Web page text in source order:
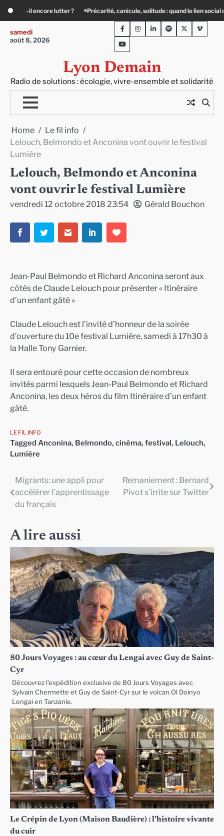
content
canicule, solitude : quand le lien social devient essentiel « Ça chauffe
samedi
août 8, 2026
Lyon Demain
Radio de solutions : écologie, vivre-ensemble et solidarité
FacebookInstagram
LinkedInSpotifyTwitterViméo
Youtube
Home
Le fil info
Lelouch, Belmondo et Anconina vont ouvrir le festival
Lumière
Lelouch, Belmondo et Anconina
vont ouvrir le festival Lumière
vendredi 12 octobre 2018 23:54 Gérald Bouchon
Jean-Paul Belmondo et Richard Anconina seront aux
côtés de Claude Lelouch pour présenter « Itinéraire
d’un enfant gâté »
Claude Lelouch est l’invité d’honneur de la soirée
d’ouverture du 10e festival Lumière, samedi à 17h30 à
la Halle Tony Garnier.
Il sera entouré pour cette occasion de nombreux
invités parmi lesquels Jean-Paul Belmondo et Richard
Anconina, les deux héros du film Itinéraire d’un enfant
gâté.
LE FIL INFO
Tagged Anconina, Belmondo, cinéma, festival, Lelouch,
Lumière
Navigation
de
Migrants: une appli pour
accélérer l’apprentissage
du français
Remaniement : Bernard
Pivot s’irrite sur Twitter
A lire aussi
80 Jours Voyages : au cœur du Lengai avec Guy de Saint-
Cyr
Découvrez l’expédition exclusive de 80 Jours Voyages avec
Sylvain Chermette et Guy de Saint-Cyr sur le volcan Ol Doinyo
Lengai en Tanzanie.
Le Crépin de Lyon (Maison Baudière) : l’histoire vivante
du cuir